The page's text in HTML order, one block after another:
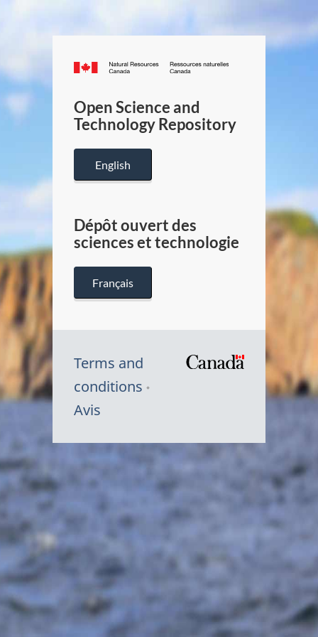
Canada.ca
/
Canada
Open Science and
Technology Repository
English
Dépôt ouvert des
sciences et technologie
Français
Terms and
conditions
Avis
Symbole
Canada